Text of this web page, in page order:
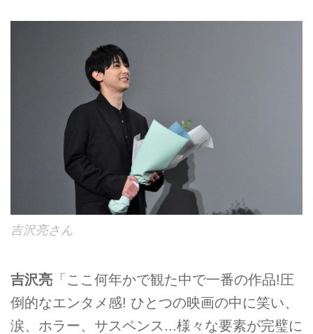
吉沢亮さん
吉沢亮 「ここ何年かで観た中で一番の作品!圧
倒的なエンタメ感! ひとつの映画の中に笑い、
涙、ホラー、サスペンス...様々な要素が完璧に